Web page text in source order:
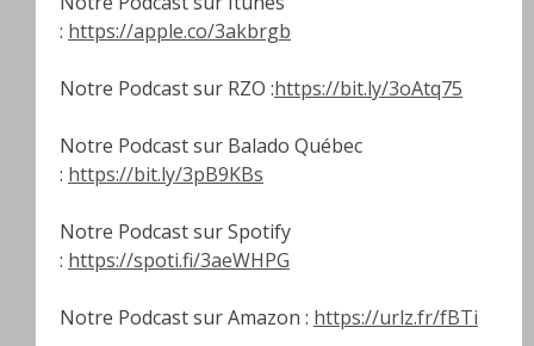
: https://apple.co/3akbrgb
Notre Podcast sur RZO :https://bit.ly/3oAtq75
Notre Podcast sur Balado Québec
: https://bit.ly/3pB9KBs
Notre Podcast sur Spotify
: https://spoti.fi/3aeWHPG
Notre Podcast sur Amazon : https://urlz.fr/fBTi